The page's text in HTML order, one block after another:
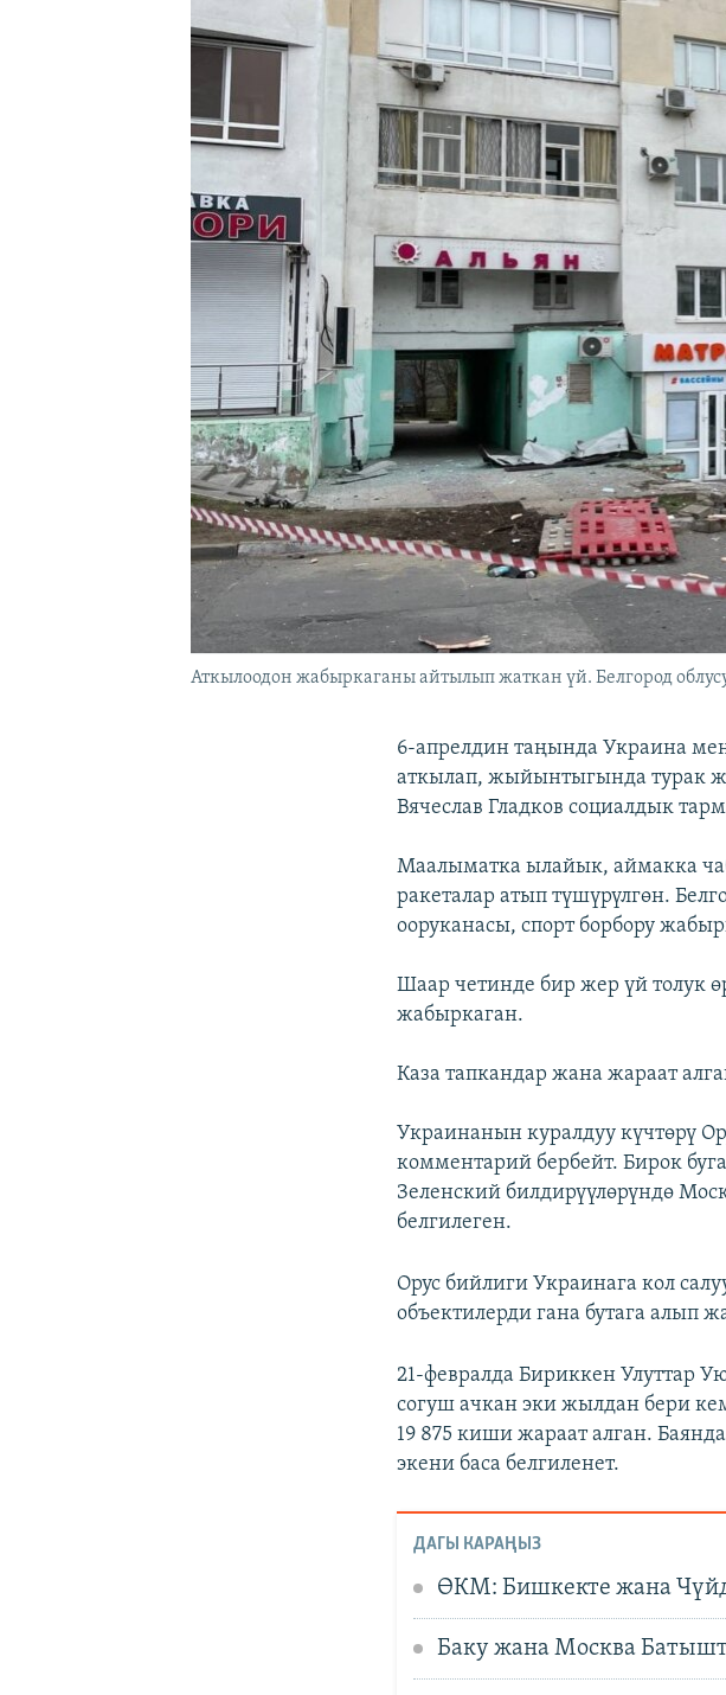
Аткылоодон жабыркаганы айтылып жаткан үй. Белгород
6-апрелдин таңында Украина
аткылап, жыйынтыгында турак
Вячеслав Гладков социалдык
Маалыматка ылайык, аймакка
ракеталар атып түшүрүлгөн.
ооруканасы, спорт борбору
Шаар четинде бир жер үй толук
жабыркаган.
Каза тапкандар жана жараат
Украинанын куралдуу күчтөрү
комментарий бербейт. Бирок
Зеленский билдирүүлөрүндө
белгилеген.
Орус бийлиги Украинага кол
объектилерди гана бутага алып
21-февралда Бириккен Улуттар
согуш ачкан эки жылдан бери
19 875 киши жараат алган.
экени баса белгиленет.
ДАГЫ КАРАҢЫЗ
ӨКМ: Бишкекте жана
Баку жана Москва